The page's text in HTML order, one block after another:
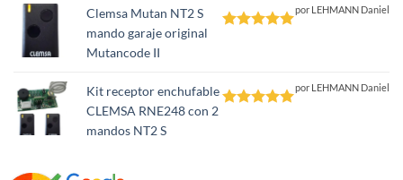
Clemsa Mutan NT2 S
mando garaje original
Mutancode II
por LEHMANN Daniel
Kit receptor enchufable
CLEMSA RNE248 con 2
mandos NT2 S
por LEHMANN Daniel